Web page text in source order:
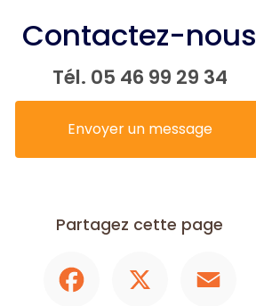
Contactez-nous
Tél. 05 46 99 29 34
Envoyer un message
Partagez cette page